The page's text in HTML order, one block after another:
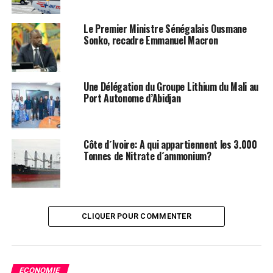
Financial Afrik
Facebook
Twitter
EmailWhatsApp
Telegram
Partager
Comments
comments
SUJETS ASSOCIÉS:
SUIVANT
BCEAO: Tiémoko Meyliet KONE Reconduit au poste de
Côte d’Ivoire: la gestion gouvernementale mafieuse des
Le Premier Ministre Sénégalais Ousmane
Sonko, recadre Emmanuel Macron
Une Délégation du Groupe Lithium du Mali au
Port Autonome d’Abidjan
Côte d´Ivoire: A qui appartiennent les 3.000
Tonnes de Nitrate d´ammonium?
CLIQUER POUR COMMENTER
ECONOMIE